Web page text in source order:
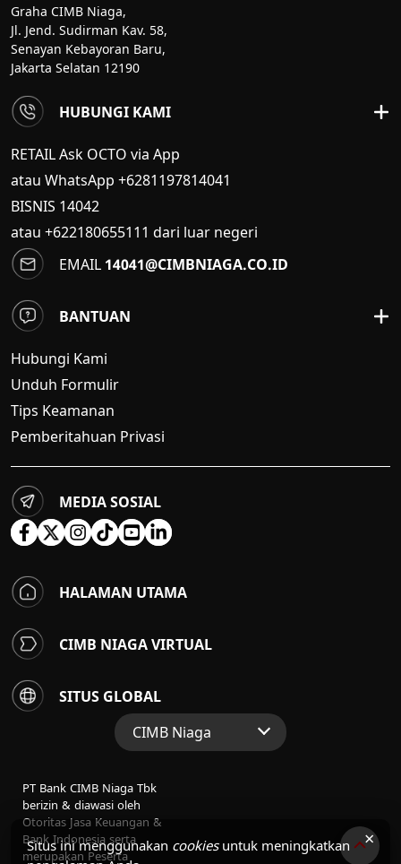
×
Situs ini menggunakan cookiesuntuk meningkatkan
Graha CIMB Niaga,
Jl. Jend. Sudirman Kav. 58,
Senayan Kebayoran Baru,
Jakarta Selatan 12190
HUBUNGI KAMI
RETAIL Ask OCTO via App
atau WhatsApp +6281197814041
BISNIS 14042
atau +622180655111 dari luar negeri
EMAIL 14041@CIMBNIAGA.CO.ID
BANTUAN
Hubungi Kami
Unduh Formulir
Tips Keamanan
Pemberitahuan Privasi
MEDIA SOSIAL
HALAMAN UTAMA
CIMB NIAGA VIRTUAL
SITUS GLOBAL
CIMB Niaga
Perbankan Konsumen
Perbankan Syariah
PT Bank CIMB Niaga Tbk
berizin & diawasi oleh
Otoritas Jasa Keuangan &
Bank Indonesia serta
merupakan Peserta